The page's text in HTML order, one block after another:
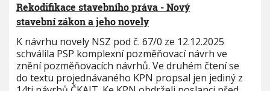
Rekodifikace stavebního práva - Nový
stavební zákon a jeho novely
K návrhu novely NSZ pod č. 67/0 ze 12.12.2025
schválila PSP komplexní pozměňovací návrh ve
znění pozměňovacích návrhů. Ve druhém čtení se
do textu projednávaného KPN propsal jen jediný z